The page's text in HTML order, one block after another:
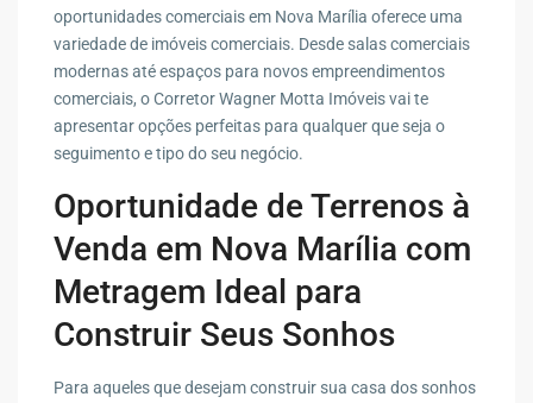
oportunidades comerciais em Nova Marília oferece uma
variedade de imóveis comerciais. Desde salas comerciais
modernas até espaços para novos empreendimentos
comerciais, o Corretor Wagner Motta Imóveis vai te
apresentar opções perfeitas para qualquer que seja o
seguimento e tipo do seu negócio.
Oportunidade de Terrenos à
Venda em Nova Marília com
Metragem Ideal para
Construir Seus Sonhos
Para aqueles que desejam construir sua casa dos sonhos